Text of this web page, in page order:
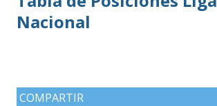
Nacional
COMPARTIR